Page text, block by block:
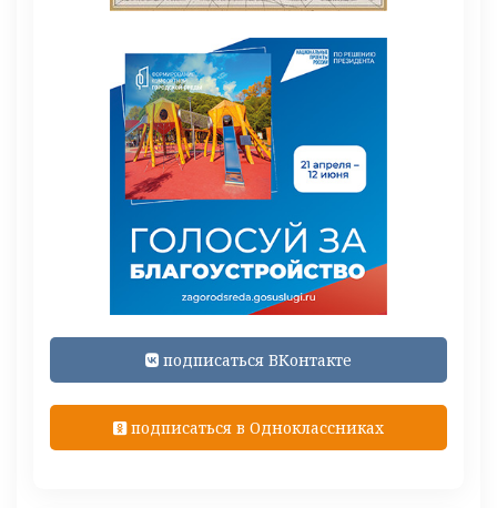
подписаться ВКонтакте
подписаться в Одноклассниках